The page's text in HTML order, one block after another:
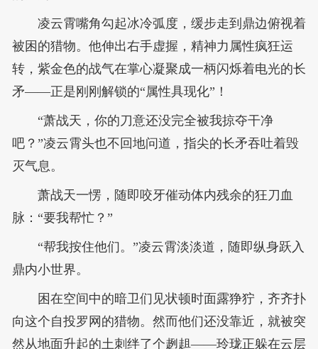
凌云霄嘴角勾起冰冷弧度，缓步走到鼎边俯视着
被困的猎物。他伸出右手虚握，精神力属性疯狂运
转，紫金色的战气在掌心凝聚成一柄闪烁着电光的长
矛——正是刚刚解锁的“属性具现化”！
“萧战天，你的刀意还没完全被我掠夺干净
吧？”凌云霄头也不回地问道，指尖的长矛吞吐着毁
灭气息。
萧战天一愣，随即咬牙催动体内残余的狂刀血
脉：“要我帮忙？”
“帮我按住他们。”凌云霄淡淡道，随即纵身跃入
鼎内小世界。
困在空间中的暗卫们见状顿时面露狰狞，齐齐扑
向这个自投罗网的猎物。然而他们还没靠近，就被突
然从地面升起的土刺绊了个趔趄——玲珑正躲在云层